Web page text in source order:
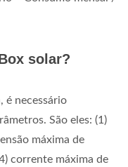
solar?
é necessário
São eles: (1)
máxima de
corrente máxima de